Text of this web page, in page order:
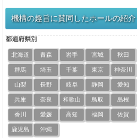
機構の趣旨に賛同したホールの紹介
北海道 青森 岩手 宮城 秋田
群馬 埼玉 千葉 東京 神奈川
山梨 長野 岐阜 静岡 愛知
兵庫 奈良 和歌山 鳥取 島根
香川 愛媛 高知 福岡 佐賀
鹿児島 沖縄